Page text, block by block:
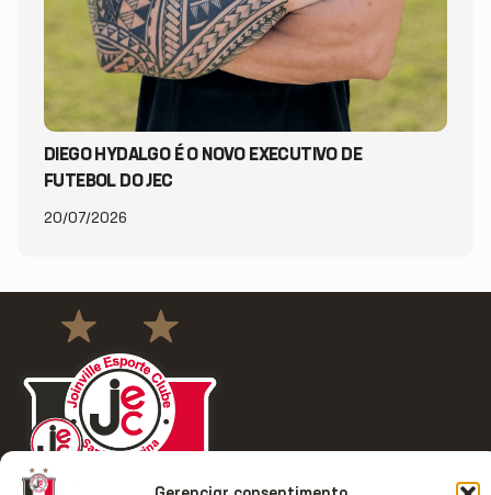
DIEGO HYDALGO É O NOVO EXECUTIVO DE
FUTEBOL DO JEC
20/07/2026